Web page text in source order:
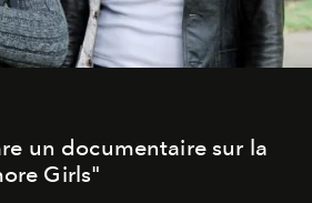
un documentaire sur la
Girls"